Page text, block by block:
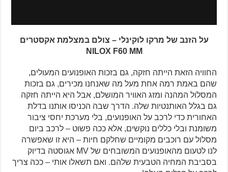
על הזנב של מרקו לוקינלי – צולם במצלמת אקסטרים
NILOX F60 MM
החוויה הזאת הייתה חזקה, גם בזכות האופנועים המעולים,
שהם באמת רמה אחת מעל מה שאנחנו מכירים, גם בזכות
המסלול המהנה ומזג האוויר המושלם, אבל היא הייתה חזקה
גם בגלל האותנטיות שלה. הדרך שבה הכניסו אותנו בדלת
האחורית כדי לרכב על האופנועים, בלי מערכת יחסי ציבור
משומנת ובלי כללים נוקשים, אלא ככה פשוט – לרכב ביום
מסלול עם רוכבים מקומיים שחלקם חיות – היא זו שאפשרה
לנו לטעום מהאופנועים המשובחים של MV אגוסטה בדיוק
בסביבת המחיה הטבעית שלהם. ואם תשאלו אותי – ככה צריך